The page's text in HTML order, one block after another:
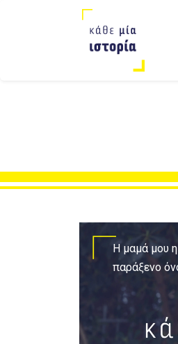
H μαμά μου
παράξενο